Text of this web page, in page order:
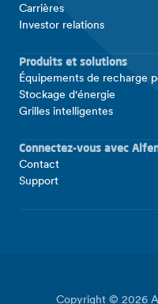
Carrières
Investor relations
Produits et solutions
Équipements de recharge
Stockage d'énergie
Grilles intelligentes
Connectez-vous avec
Contact
Support
Copyright © 2026